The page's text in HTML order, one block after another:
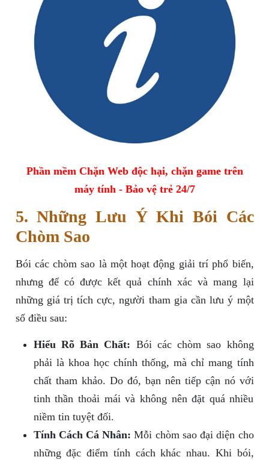
Phần mềm Chặn Web độc hại, chặn game trên
máy tính - Bảo vệ trẻ 24/7
5. Những Lưu Ý Khi Bói Các
Chòm Sao
Bói các chòm sao là một hoạt động giải trí phổ biến,
nhưng để có được kết quả chính xác và mang lại
những giá trị tích cực, người tham gia cần lưu ý một
số điều sau:
Hiểu Rõ Bản Chất: Bói các chòm sao không
phải là khoa học chính thống, mà chỉ mang tính
chất tham khảo. Do đó, bạn nên tiếp cận nó với
tinh thần thoải mái và không nên đặt quá nhiều
niềm tin tuyệt đối.
Tính Cách Cá Nhân: Mỗi chòm sao đại diện cho
những đặc điểm tính cách khác nhau. Khi bói,